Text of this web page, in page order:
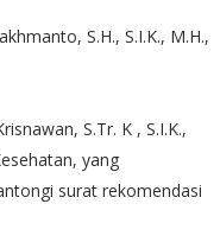
S.H., S.I.K., M.H.,
S.Tr. K , S.I.K.,
yang
surat rekomendasi